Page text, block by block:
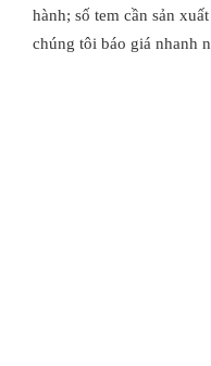
hành; số tem cần sản
chúng tôi báo giá nhanh